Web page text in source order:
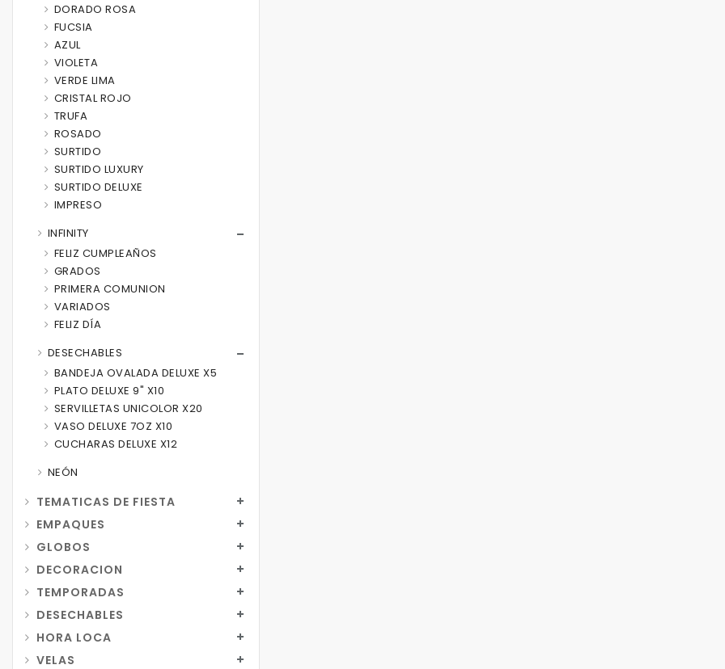
DORADO ROSA
FUCSIA
AZUL
VIOLETA
VERDE LIMA
CRISTAL ROJO
TRUFA
ROSADO
SURTIDO
SURTIDO LUXURY
SURTIDO DELUXE
IMPRESO
INFINITY
FELIZ CUMPLEAÑOS
GRADOS
PRIMERA COMUNION
VARIADOS
FELIZ DÍA
DESECHABLES
BANDEJA OVALADA DELUXE X5
PLATO DELUXE 9" X10
SERVILLETAS UNICOLOR X20
VASO DELUXE 7OZ X10
CUCHARAS DELUXE X12
NEÓN
TEMATICAS DE FIESTA
EMPAQUES
GLOBOS
DECORACION
TEMPORADAS
DESECHABLES
HORA LOCA
VELAS